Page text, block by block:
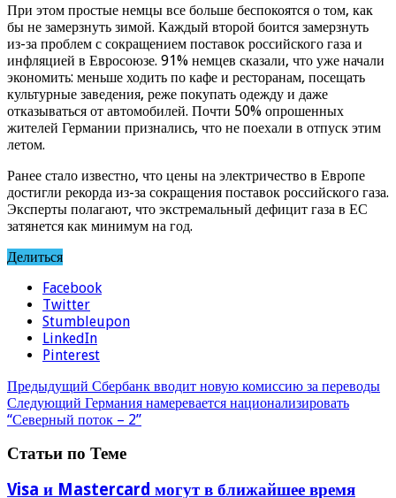
При этом простые немцы все больше беспокоятся о том, как
бы не замерзнуть зимой. Каждый второй боится замерзнуть
из-за проблем с сокращением поставок российского газа и
инфляцией в Евросоюзе. 91% немцев сказали, что уже начали
экономить: меньше ходить по кафе и ресторанам, посещать
культурные заведения, реже покупать одежду и даже
отказываться от автомобилей. Почти 50% опрошенных
жителей Германии признались, что не поехали в отпуск этим
летом.
Ранее стало известно, что цены на электричество в Европе
достигли рекорда из-за сокращения поставок российского газа.
Эксперты полагают, что экстремальный дефицит газа в ЕС
затянется как минимум на год.
Делиться
Facebook
Twitter
Stumbleupon
LinkedIn
Pinterest
Предыдущий Сбербанк вводит новую комиссию за переводы
Следующий Германия намеревается национализировать
“Северный поток – 2”
Статьи по Теме
Visa и Mastercard могут в ближайшее время